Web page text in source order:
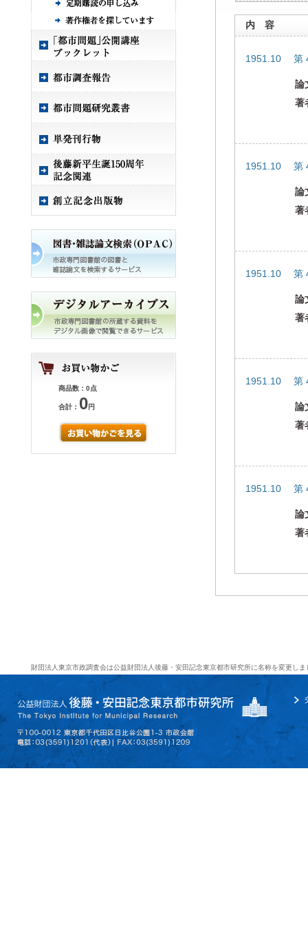
商品数：0点
合計： 0円
内 容
1951.10 第
論
著
1951.10 第
論
著
1951.10 第
論
著
1951.10 第
論
著
1951.10 第
論
著
財団法人東京市政調査会は公益財団法人後藤・安田記念東京都市研究所に名称を変更しま